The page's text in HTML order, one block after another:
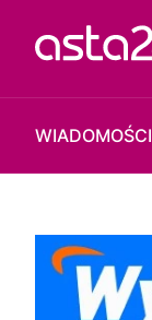
WIADOMOŚCI